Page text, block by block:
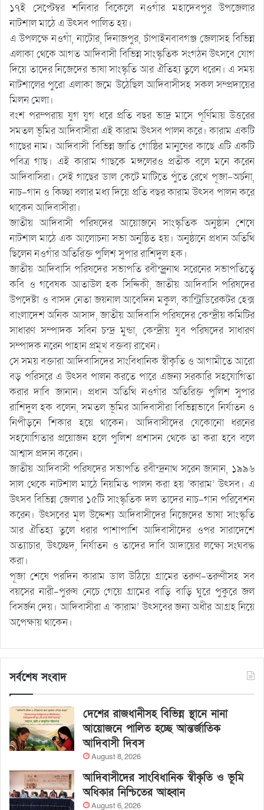
১৭ই সেপ্টেম্বর শনিবার বিকেলে নওগাঁর মহাদেবপুর উপজেলার
নাটশাল মাঠে এ উৎসব পালিত হয়।
এ উপলক্ষে নওগাঁ, নাটোর, দিনাজপুর, চাঁপাইনবাবগঞ্জ জেলাসহ বিভিন্ন
এলাকা থেকে আগত আদিবাসী বিভিন্ন সাংস্কৃতিক সংগঠন উৎসবে যোগ
দিয়ে তাদের নিজেদের ভাষা সাংস্কৃতি আর ঐতিহ্য তুলে ধরেন। এ সময়
নাটশালের পুরো এলাকা জমে উঠেছিল আদিবাসীসহ সকল সম্প্রদায়ের
মিলন মেলা।
বংশ পরম্পরায় যুগ যুগ ধরে প্রতি বছর ভাদ্র মাসে পূর্ণিমায় উত্তরের
সমতল ভূমির আদিবাসীরা এই কারাম উৎসব পালন করে। কারাম একটি
গাছের নাম। আদিবাসী বিভিন্ন জাতি গোষ্ঠির মানুষের কাছে এটি একটি
পবিত্র গাছ। এই কারাম গাছকে মঙ্গলেরও প্রতীক বলে মনে করেন
আদিবাসিরা। সেই গাছের ডাল কেটে মাটিতে পুঁতে রেখে পূজা-অর্চনা,
নাচ-গান ও কিচ্ছা বলার মধ্য দিয়ে প্রতি বছর কারাম উৎসব পালন করে
থাকেন আদিবাসীরা।
জাতীয় আদিবাসী পরিষদের আয়োজনে সাংস্কৃতিক অনুষ্ঠান শেষে
নাটশাল মাঠে এক আলোচনা সভা অনুষ্ঠিত হয়। অনুষ্ঠানে প্রধান অতিথি
ছিলেন নওগাঁর অতিরিক্ত পুলিশ সুপার রাশিদুল হক।
জাতীয় আদিবাসি পরিষদের সভাপতি রবীন্দ্র্রনাথ সরেনের সভাপতিত্বে
কবি ও গবেষক আতাউল হক সিদ্দিকী, জাতীয় আদিবাসি পরিষদের
উপদেষ্টা ও বাসদ নেতা জয়নাল আবেদিন মকুল, কান্ট্রিডিরেকটর হেক্স
বাংলাদেশ অনিক আসাদ, জাতীয় আদিবাসি পরিষদের কেন্দ্রীয় কমিটির
সাধারণ সম্পাদক সবিন চন্দ্র মুন্ডা, কেন্দ্রীয় যুব পরিষদের সাধারণ
সম্পাদক নরেন পাহান প্রমূখ বক্তব্য রাখেন।
সে সময় বক্তারা আদিবাসিদের সাংবিধানিক স্বীকৃতি ও আগামীতে আরো
বড় পরিসরে এ উৎসব পালন করতে পারে এজন্য সরকারি সহযোগিতা
করার দাবি জানান। প্রধান অতিথি নওগাঁর অতিরিক্ত পুলিশ সুপার
রাশিদুল হক বলেন, সমতল ভূমির আদিবাসীরা বিভিন্নভাবে নির্যাতন ও
নিপীড়নে শিকার হয়ে থাকেন। আদিবাসীদের যেকোনো ধরনের
সহযোগিতার প্রয়োজন হলে পুলিশ প্রশাসন থেকে তা করা হবে বলে
আশ্বাস প্রদান করেন।
জাতীয় আদিবাসী পরিষদের সভাপতি রবীন্দ্রনাথ সরেন জানান, ১৯৯৬
সাল থেকে নাটশাল মাঠে নিয়মিত পালন করা হয় ‘কারাম’ উৎসব। এ
উৎসব বিভিন্ন জেলার ১৫টি সাংস্কৃতিক দল তাদের নাচ-গান পরিবেশন
করেন। উৎসবের মূল উদ্দেশ্য আদিবাসীদের নিজেদের ভাষা সাংস্কৃতি
আর ঐতিহ্য তুলে ধরার পাশাপাশি আদিবাসীদের ওপর সারাদেশে
অত্যাচার, উৎচ্ছেদ, নির্যাতন ও তাদের দাবি আদায়ের লক্ষ্যে সংঘবদ্ধ
করা।
পূজা শেষে পরদিন কারাম ডাল উঠিয়ে গ্রামের তরুণ-তরুণীসহ সব
বয়সের নারী-পুরুষ নেচে গেয়ে গ্রামের বাড়ি বাড়ি ঘুরে পুকুরে জল
বিসর্জন দেয়। আদিবাসীরা এ ‘কারাম’ উৎসবের জন্য অধীর আগ্রহ নিয়ে
অপেক্ষায় থাকেন।
সর্বশেষ সংবাদ
দেশের রাজধানীসহ বিভিন্ন স্থানে নানা
আয়োজনে পালিত হচ্ছে আন্তর্জাতিক
আদিবাসী দিবস
August 8, 2026
আদিবাসীদের সাংবিধানিক স্বীকৃতি ও ভূমি
অধিকার নিশ্চিতের আহ্বান
August 6, 2026